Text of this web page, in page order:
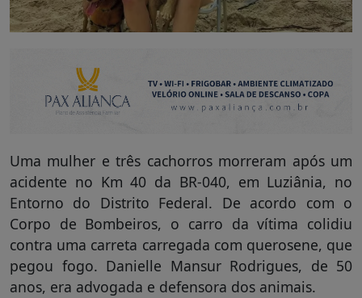
Uma mulher e três cachorros morreram após um
acidente no Km 40 da BR-040, em Luziânia, no
Entorno do Distrito Federal. De acordo com o
Corpo de Bombeiros, o carro da vítima colidiu
contra uma carreta carregada com querosene, que
pegou fogo. Danielle Mansur Rodrigues, de 50
anos, era advogada e defensora dos animais.